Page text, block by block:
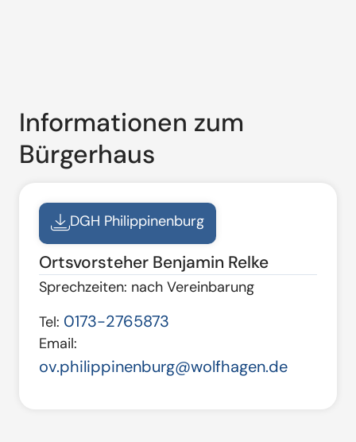
Informationen zum
Bürgerhaus
DGH Philippinenburg
Ortsvorsteher Benjamin Relke
Sprechzeiten: nach Vereinbarung
Tel: 0173-2765873
Email:
ov.philippinenburg@wolfhagen.de